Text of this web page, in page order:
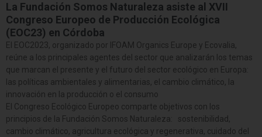
La Fundación Somos Naturaleza asiste al XVII
Congreso Europeo de Producción Ecológica
(EOC23) en Córdoba
El EOC2023, organizado por IFOAM Organics Europe y Ecovalia,
reúne a los principales agentes del sector que analizarán los temas
que marcan el presente y el futuro del sector ecológico en Europa:
las políticas ambientales y alimentarias, el cambio climático, la
innovación en la producción o el consumo
El Congreso Ecológico Europeo comparte objetivos con los
principios de la Fundación Somos Naturaleza: sostenibilidad,
cambio climático, agricultura ecológica y regenerativa, cuidado del